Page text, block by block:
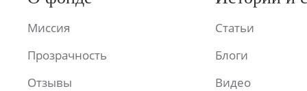
Миссия
Прозрачность
Отзывы
Статьи
Блоги
Видео